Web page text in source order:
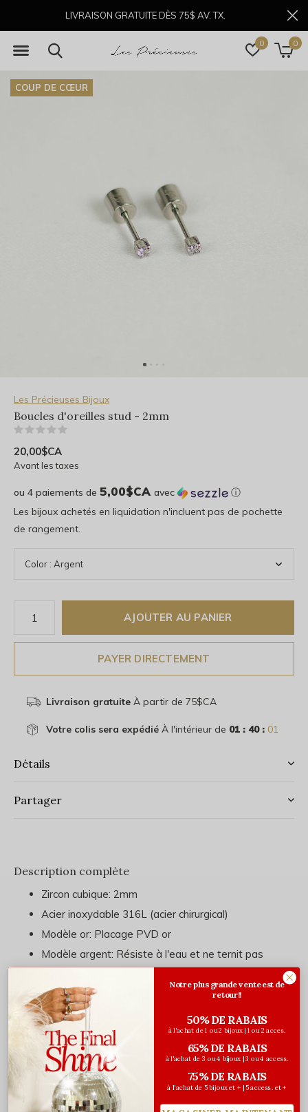
0 0
LIVRAISON GRATUITE DÈS 75$ AV. TX.
COUP DE CŒUR
Les Précieuses Bijoux
Boucles d'oreilles stud - 2mm
20,00$CA
Avant les taxes
ou 4 paiements de 5,00$CA avec
ⓘ
Les bijoux achetés en liquidation n'incluent pas de pochette
de rangement.
AJOUTER AU PANIER
PAYER DIRECTEMENT
Livraison gratuiteÀ partir de 75$CA
Votre colis sera expédiéÀ l'intérieur de 01 : 40 : 01
Détails
Partager
Description complète
Zircon cubique: 2mm
Acier inoxydable 316L (acier chirurgical)
Modèle or: Placage PVD or
Modèle argent: Résiste à l'eau et ne ternit pas
Évaluations
0/ 5
Vous pourriez aussi aimer...
Notre plus grande vente est de
retour!!
50% DE RABAIS
à l'achat de 1 ou 2 bijoux | 1 ou 2 acces.
65% DE RABAIS
à l'achat de 3 ou 4 bijoux | 3 ou 4 access.
75% DE RABAIS
à l'achat de 5 bijoux et + | 5 access. et +